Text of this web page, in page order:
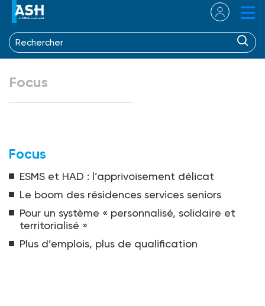
Focus
Focus
ESMS et HAD : l’apprivoisement délicat
Le boom des résidences services seniors
Pour un système « personnalisé, solidaire et
territorialisé »
Plus d’emplois, plus de qualification